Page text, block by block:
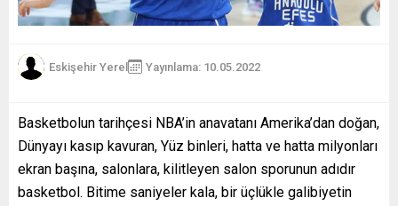
Eskişehir Yerel Yayınlama: 10.05.2022
Basketbolun tarihçesi NBA’in anavatanı Amerika’dan doğan,
Dünyayı kasıp kavuran, Yüz binleri, hatta ve hatta milyonları
ekran başına, salonlara, kilitleyen salon sporunun adıdır
basketbol. Bitime saniyeler kala, bir üçlükle galibiyetin